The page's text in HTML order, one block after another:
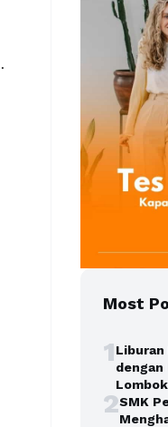
Most
1Liburan
dengan
Lombok
2SMK